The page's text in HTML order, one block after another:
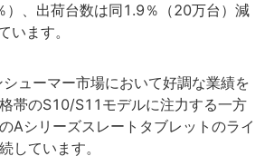
）、出荷台数は同1.9％（20万台）減
います。
ューマー市場において好調な業績を
帯のS10/S11モデルに注力する一方
Aシリーズスレートタブレットのライ
しています。